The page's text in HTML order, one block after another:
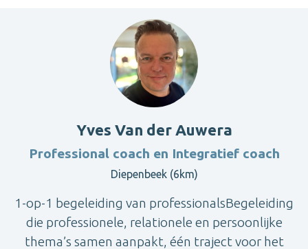
Yves Van der Auwera
Professional coach en Integratief coach
Diepenbeek (6km)
1-op-1 begeleiding van professionalsBegeleiding
die professionele, relationele en persoonlijke
thema’s samen aanpakt, één traject voor het